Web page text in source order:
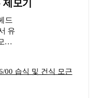
모기
드
유
기
00 습식 및 건식 모근